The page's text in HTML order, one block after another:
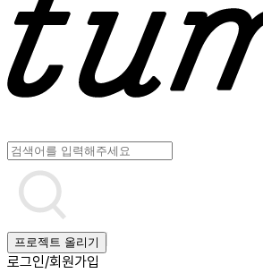
프로젝트 올리기
로그인/회원가입